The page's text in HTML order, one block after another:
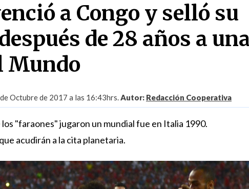
a Congo y selló su
de 28 años a
Mundo
Octubre de 2017 a las 16:43hrs.Autor: Redacción Cooperativa
los "faraones" jugaron un mundial fue en Italia 1990.
acudirán a la cita planetaria.